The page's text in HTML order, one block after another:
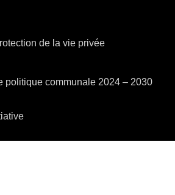
de la vie privée
politique communale 2024 – 2030